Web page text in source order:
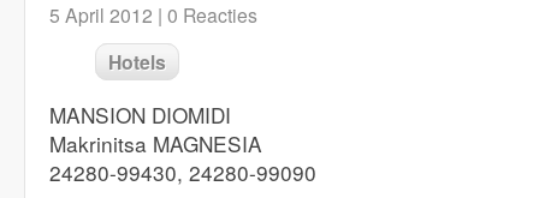
5 April 2012 | 0 Reacties
Hotels
MANSION DIOMIDI
Makrinitsa MAGNESIA
24280-99430, 24280-99090